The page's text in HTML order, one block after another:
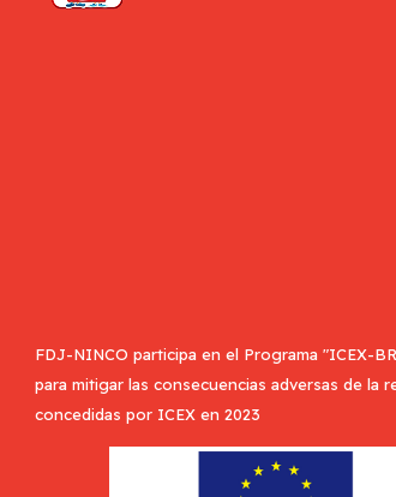
FDJ-NINCO participa en el Programa "ICEX-
para mitigar las consecuencias adversas de la
concedidas por ICEX en 2023